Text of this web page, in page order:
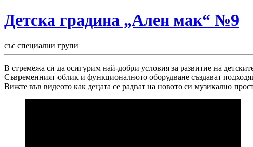
Детска градина „Ален мак“ №9
със специални групи
В стремежа си да осигурим най-добри условия за развитие на
Съвременният облик и функционалното оборудване създават
Вижте във видеото как децата се радват на новото си музикално